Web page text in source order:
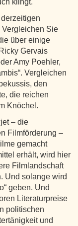
Vergleichen Sie
über einige
Gervais
Amy Poehler,
Vergleichen
den
die reichen
Knöchel.
– die
Filmförderung –
gemacht
erhält, wird hier
Filmlandschaft
Und solange wird
geben. Und
Literaturpreise
politischen
und